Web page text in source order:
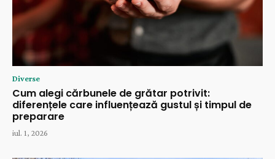
Diverse
Cum alegi cărbunele de grătar potrivit:
diferențele care influențează gustul și timpul de
preparare
iul. 1, 2026